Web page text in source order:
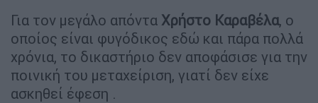
Για τον μεγάλο απόντα Χρήστο Καραβέλα, ο
οποίος είναι φυγόδικος εδώ και πάρα πολλά
χρόνια, το δικαστήριο δεν αποφάσισε για την
ποινική του μεταχείριση, γιατί δεν είχε
ασκηθεί έφεση .